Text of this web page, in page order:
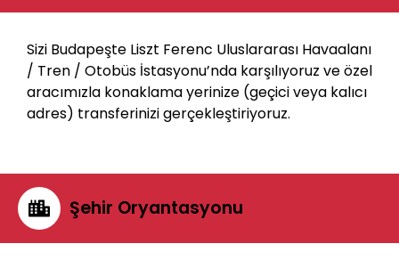
Sizi Budapeşte Liszt Ferenc Uluslararası Havaalanı
/ Tren / Otobüs İstasyonu’nda karşılıyoruz ve özel
aracımızla konaklama yerinize (geçici veya kalıcı
adres) transferinizi gerçekleştiriyoruz.
Şehir Oryantasyonu